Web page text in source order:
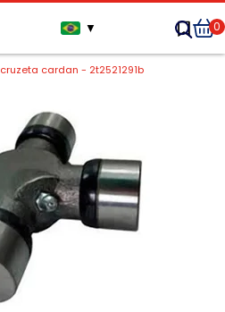
▼ 0
cruzeta cardan - 2t2521291b